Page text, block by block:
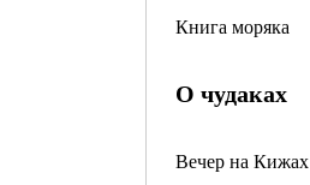
Книга моряка
О чудаках
Вечер на Кижах